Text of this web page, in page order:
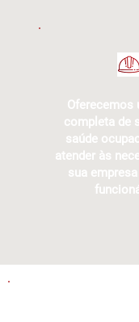
Oferecemos
completa de
saúde
atender às
sua